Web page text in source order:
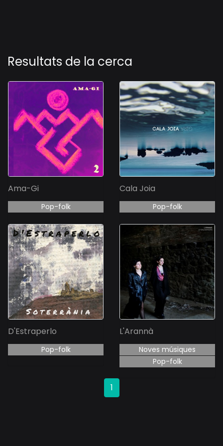
Resultats de la cerca
Ama-Gi
Pop-folk
Cala Joia
Pop-folk
D'Estraperlo
Pop-folk
L'Arannà
Noves músiques
Pop-folk
1